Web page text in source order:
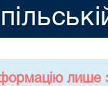
лише